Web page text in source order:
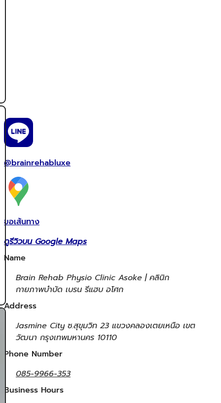
@brainrehabluxe
ขอเส้นทาง
ดูรีวิวบน Google Maps
Name
Brain Rehab Physio Clinic Asoke | คลินิก
กายภาพบำบัด เบรน รีแฮบ อโศก
Address
Jasmine City ซ.สุขุมวิท 23 แขวงคลองเตยเหนือ เขต
วัฒนา กรุงเทพมหานคร 10110
Phone Number
085-9966-353
Business Hours